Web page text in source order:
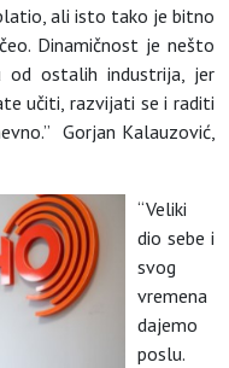
ali isto tako je bitno
Dinamičnost je nešto
ostalih industrija, jer
učiti, razvijati se i raditi
Gorjan Kalauzović,
“Veliki
dio sebe i
svog
vremena
dajemo
poslu.